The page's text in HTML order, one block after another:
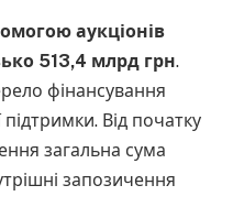
аукціонів
513,4 млрд грн.
фінансування
Від початку
загальна сума
запозичення